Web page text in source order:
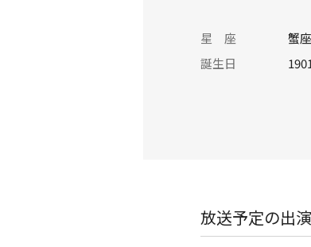
星 座
蟹座
誕生日
放送予定の出